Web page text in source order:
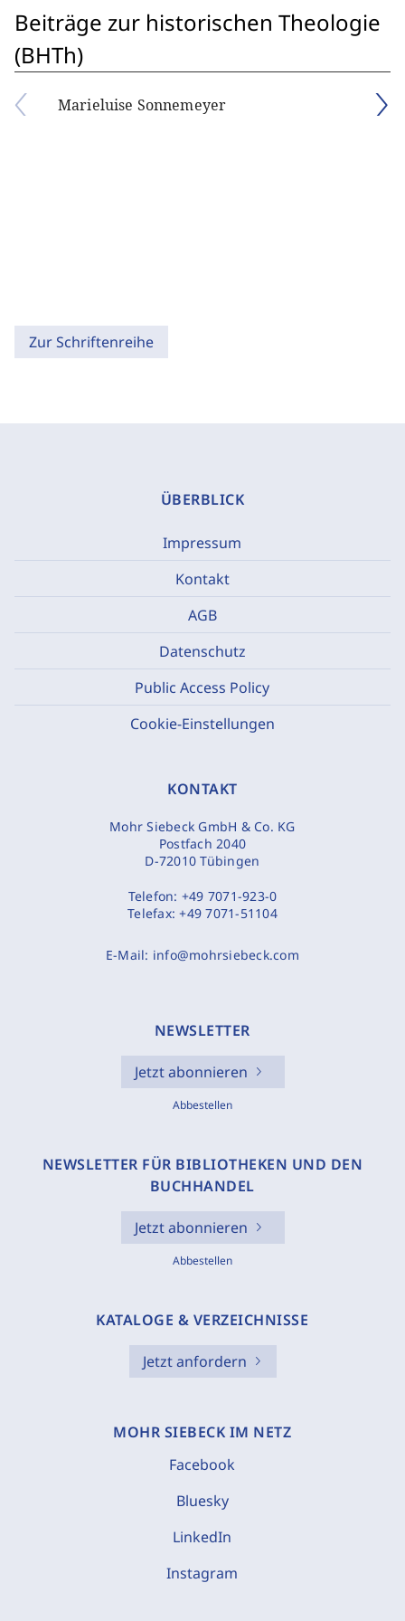
Beiträge zur historischen Theologie
(BHTh)
Marieluise Sonnemeyer
Zur Schriftenreihe
ÜBERBLICK
Impressum
Kontakt
AGB
Datenschutz
Public Access Policy
Cookie-Einstellungen
KONTAKT
Mohr Siebeck GmbH & Co. KG
Postfach 2040
D-72010 Tübingen
Telefon: +49 7071-923-0
Telefax:+49 7071-51104
E-Mail: info@mohrsiebeck.com
NEWSLETTER
Jetzt abonnieren
Abbestellen
NEWSLETTER FÜR BIBLIOTHEKEN UND DEN
BUCHHANDEL
Jetzt abonnieren
Abbestellen
KATALOGE & VERZEICHNISSE
Jetzt anfordern
MOHR SIEBECK IM NETZ
Facebook
Bluesky
LinkedIn
Instagram